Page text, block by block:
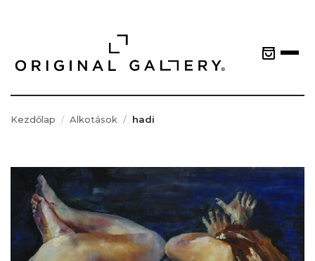
Kezdőlap Alkotások hadi